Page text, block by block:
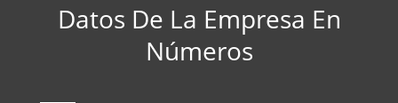
Datos De La Empresa En
Números